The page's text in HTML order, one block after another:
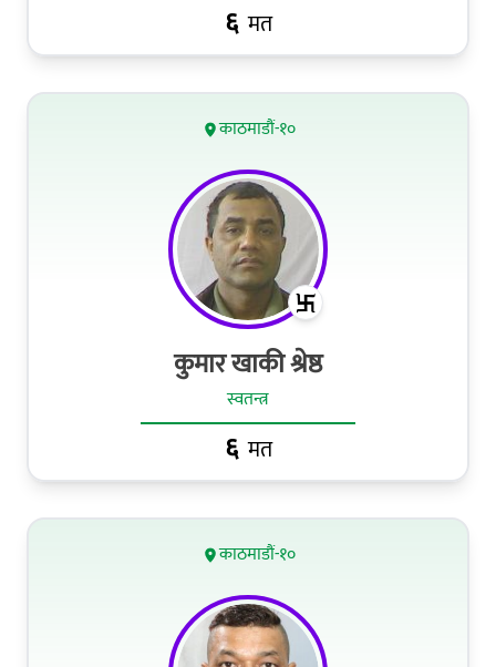
६ मत
काठमाडौं-१०
कुमार खाकी श्रेष्ठ
स्वतन्त्र
६ मत
काठमाडौं-१०